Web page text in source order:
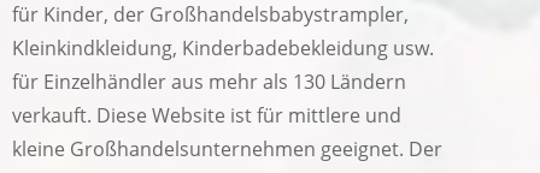
für Kinder, der Großhandelsbabystrampler,
Kleinkindkleidung, Kinderbadebekleidung usw.
für Einzelhändler aus mehr als 130 Ländern
verkauft. Diese Website ist für mittlere und
kleine Großhandelsunternehmen geeignet. Der